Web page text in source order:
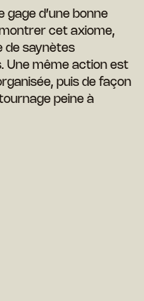
gage d’une bonne
cet axiome,
de saynètes
Une même action est
puis de façon
peine à